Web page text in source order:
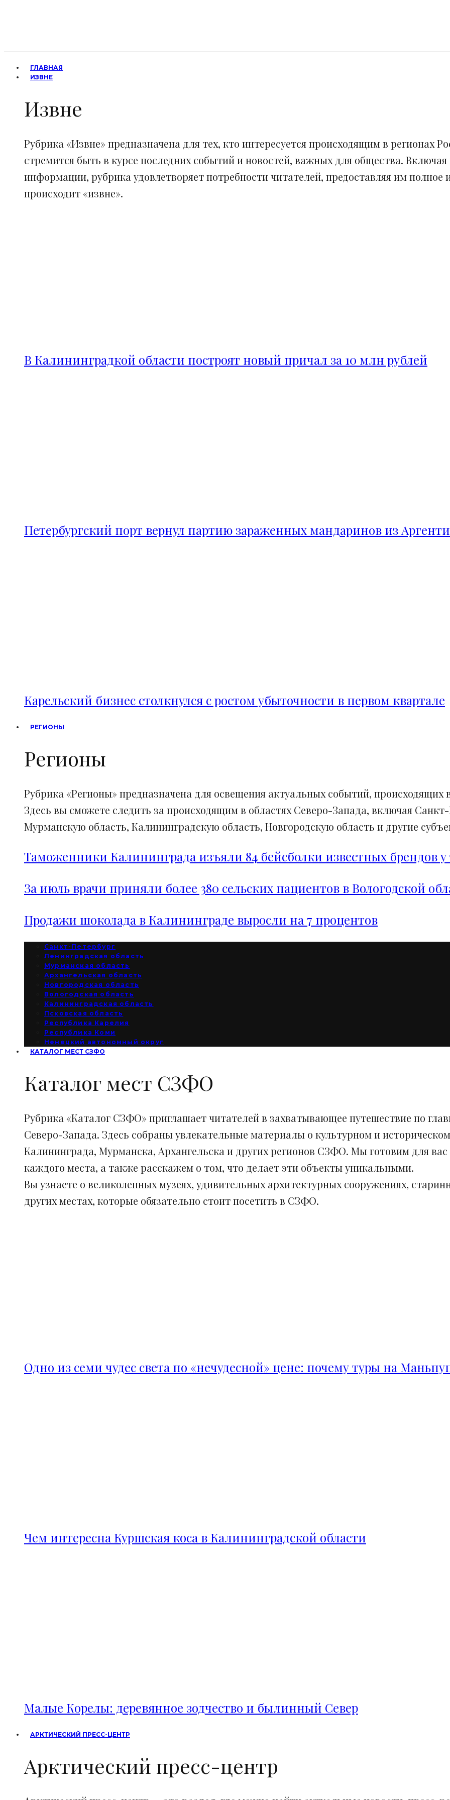
ГЛАВНАЯ
ИЗВНЕ
Извне
Рубрика «Извне» предназначена для тех, кто интересуется происходящим в регионах
стремится быть в курсе последних событий и новостей, важных для общества.
информации, рубрика удовлетворяет потребности читателей, предоставляя им полное
происходит «извне».
В Калининградкой области построят новый причал за 10 млн рублей
Петербургский порт вернул партию зараженных мандаринов из
Карельский бизнес столкнулся с ростом убыточности в первом квартале
РЕГИОНЫ
Регионы
Рубрика «Регионы» предназначена для освещения актуальных событий, происходящих
Здесь вы сможете следить за происходящим в областях Северо-Запада, включая
Мурманскую область, Калининградскую область, Новгородскую область и другие
Таможенники Калининграда изъяли 84 бейсболки известных брендов у
За июль врачи приняли более 380 сельских пациентов в Вологодской
Продажи шоколада в Калининграде выросли на 7 процентов
Санкт-Петербург
Ленинградская область
Мурманская область
Архангельская область
Новгородская область
Вологодская область
Калининградская область
Псковская область
Республика Карелия
Республика Коми
Ненецкий автономный округ
КАТАЛОГ МЕСТ СЗФО
Каталог мест СЗФО
Рубрика «Каталог СЗФО» приглашает читателей в захватывающее путешествие по
Северо-Запада. Здесь собраны увлекательные материалы о культурном и
Калининграда, Мурманска, Архангельска и других регионов СЗФО. Мы готовим для
каждого места, а также расскажем о том, что делает эти объекты уникальными.
Вы узнаете о великолепных музеях, удивительных архитектурных сооружениях,
других местах, которые обязательно стоит посетить в СЗФО.
Одно из семи чудес света по «нечудесной» цене: почему туры на
Чем интересна Куршская коса в Калининградской области
Малые Корелы: деревянное зодчество и былинный Север
АРКТИЧЕСКИЙ ПРЕСС-ЦЕНТР
Арктический пресс-центр